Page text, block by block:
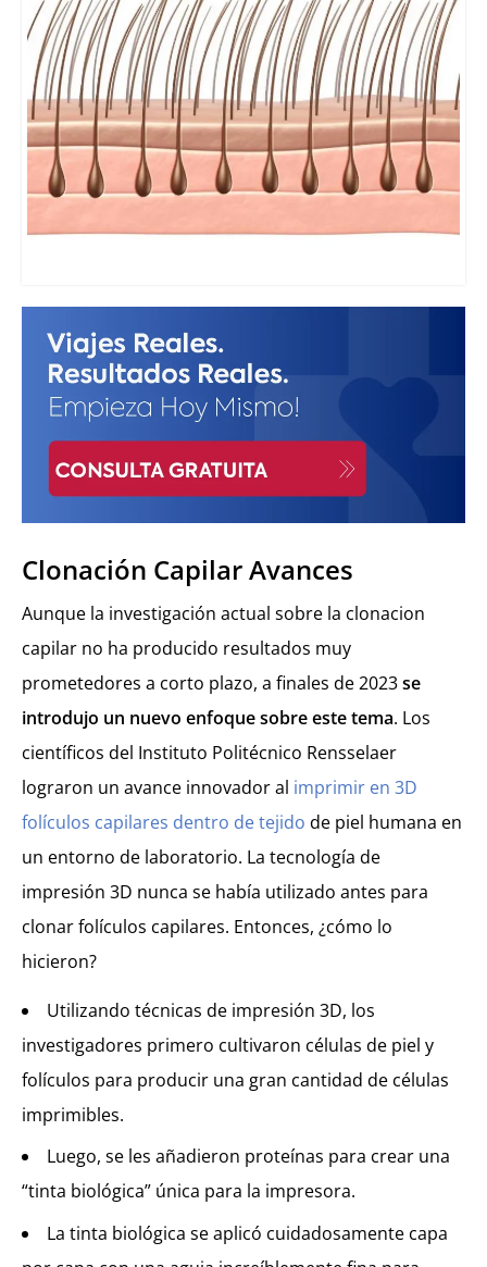
Clonación Capilar Avances
Aunque la investigación actual sobre la clonacion
capilar no ha producido resultados muy
prometedores a corto plazo, a finales de 2023se
introdujo un nuevo enfoque sobre este tema. Los
científicos del Instituto Politécnico Rensselaer
lograron un avance innovador al imprimir en 3D
folículos capilares dentro de tejido de piel humana en
un entorno de laboratorio. La tecnología de
impresión 3D nunca se había utilizado antes para
clonar folículos capilares. Entonces, ¿cómo lo
hicieron?
Utilizando técnicas de impresión 3D, los
investigadores primero cultivaron células de piel y
folículos para producir una gran cantidad de células
imprimibles.
Luego, se les añadieron proteínas para crear una
“tinta biológica” única para la impresora.
La tinta biológica se aplicó cuidadosamente capa